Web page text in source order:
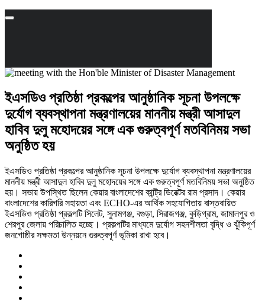
ইএসডিও প্রতিষ্ঠা প্রকল্পের আনুষ্ঠানিক সূচনা উপলক্ষে
দুর্যোগ ব্যবস্থাপনা মন্ত্রণালয়ের মাননীয় মন্ত্রী আসাদুল
হাবিব দুলু মহোদয়ের সঙ্গে এক গুরুত্বপূর্ণ মতবিনিময় সভা
অনুষ্ঠিত হয়
ইএসডিও প্রতিষ্ঠা প্রকল্পের আনুষ্ঠানিক সূচনা উপলক্ষে দুর্যোগ ব্যবস্থাপনা মন্ত্রণালয়ের
মাননীয় মন্ত্রী আসাদুল হাবিব দুলু মহোদয়ের সঙ্গে এক গুরুত্বপূর্ণ মতবিনিময় সভা অনুষ্ঠিত
হয়। সভায় উপস্থিত ছিলেন কেয়ার বাংলাদেশের কান্ট্রি ডিরেক্টর রাম প্রসাদ। কেয়ার
বাংলাদেশের কারিগরি সহায়তা এবং ECHO-এর আর্থিক সহযোগিতায় বাস্তবায়িত
ইএসডিও প্রতিষ্ঠা প্রকল্পটি সিলেট, সুনামগঞ্জ, বগুড়া, সিরাজগঞ্জ, কুড়িগ্রাম, জামালপুর ও
শেরপুর জেলায় পরিচালিত হচ্ছে। প্রকল্পটির মাধ্যমে দুর্যোগ সহনশীলতা বৃদ্ধি ও ঝুঁকিপূর্ণ
জনগোষ্ঠীর সক্ষমতা উন্নয়নে গুরুত্বপূর্ণ ভূমিকা রাখা হবে।